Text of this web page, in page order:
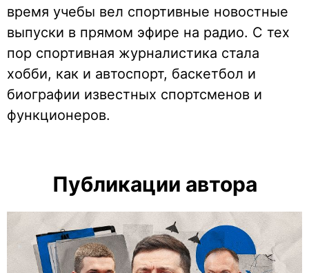
время учебы вел спортивные новостные
выпуски в прямом эфире на радио. С тех
пор спортивная журналистика стала
хобби, как и автоспорт, баскетбол и
биографии известных спортсменов и
функционеров.
Публикации автора